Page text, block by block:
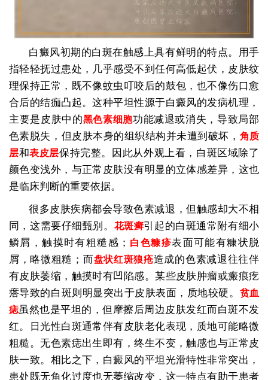
白癜风初期的白斑在触感上具有鲜明的特点。用手
指轻轻抚过患处，几乎感受不到任何高低起伏，皮肤纹
理保持正常，既不像蚊虫叮咬后的鼓包，也不像伤口愈
合后的结痂凸起。这种平坦性源于白癜风的发病机理，
主要是皮肤中的黑色素细胞功能减退或消失，导致局部
色素脱失，但皮肤本身的组织结构并未遭到破坏， 角质
层和表皮层保持完整。因此从外观上看，白斑区域除了
颜色变浅外，与正常皮肤没有明显的立体感差异，这也
是临床判断的重要依据。
很多皮肤疾病都会导致色素减退，但触感却大不相
同，这需要仔细甄别。 花斑癣引起的白斑通常附有细小
鳞屑，触摸时有粗糙感； 白色糠疹表面可能有糠状脱
屑，略微粗糙；而盘状红斑狼疮造成的色素减退往往伴
有皮肤萎缩，触摸时有凹陷感。某些皮肤肿瘤或瘢痕疙
瘩导致的白斑则明显突出于皮肤表面，质地较硬。 贫血
痣虽然也是平坦的，但摩擦后周边皮肤发红而白斑不发
红。日光性白斑通常伴有皮肤老化表现，质地可能略微
粗糙。无色素痣出生即有，终生不变，触感也与正常皮
肤一致。相比之下，白癜风的平坦光滑特性非常突出，
患处既无角化过度也无萎缩改变，这一特点有助于患者